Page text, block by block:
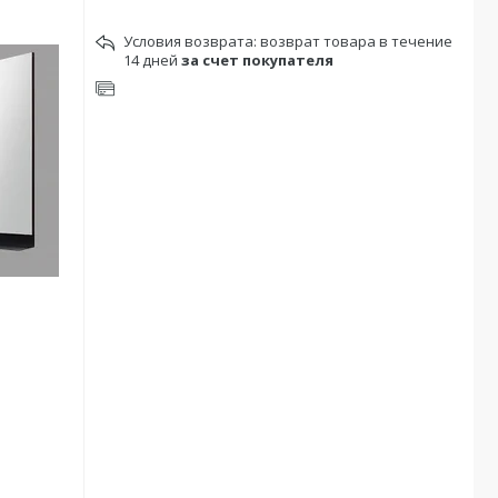
возврат товара в течение
14 дней за счет покупателя